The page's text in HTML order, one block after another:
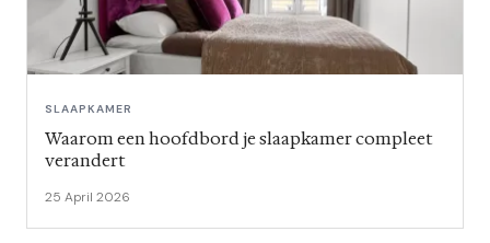
SLAAPKAMER
Waarom een hoofdbord je slaapkamer compleet
verandert
25 April 2026